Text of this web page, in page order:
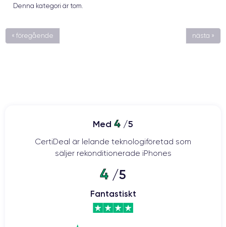
Denna kategori är tom.
« föregående nästa »
Med 4 /5
CertiDeal är lelande teknologiföretad som
säljer rekonditionerade iPhones
4 /5
Fantastiskt